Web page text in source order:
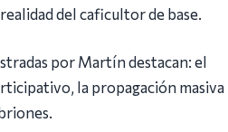
del caficultor de base.
por Martín destacan: el
la propagación masiva